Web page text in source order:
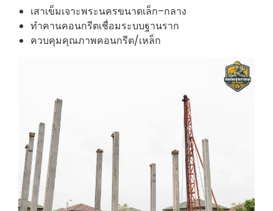
เสาเข็มเจาะพระนครขนาดเล็ก–กลาง
ทำคานคอนกรีตเชื่อมระบบฐานราก
ควบคุมคุณภาพคอนกรีต/เหล็ก